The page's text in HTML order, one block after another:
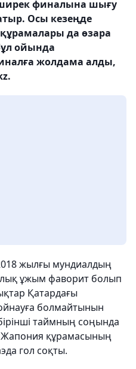
финалына шығу
Осы кезеңде
да өзара
ойында
жолдама алды,
жылғы мундиалдың
ұжым фаворит болып
Қатардағы
болмайтынын
таймның соңында
Жапония құрамасының
гол соқты.